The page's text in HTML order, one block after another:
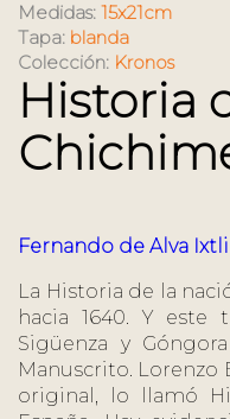
Medidas: 15x21cm
Tapa: blanda
Colección: Kronos
Historia
Fernando de Alva
La Historia de la
hacia 1640. Y
Sigüenza y
Manuscrito.
original, lo llamó